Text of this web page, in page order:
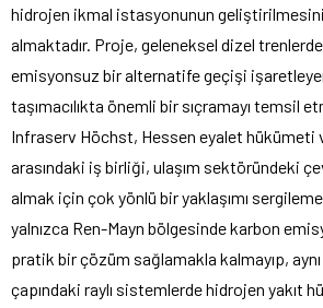
hidrojen ikmal istasyonunun geliştirilmesini
almaktadır. Proje, geleneksel dizel
emisyonsuz bir alternatife geçişi
taşımacılıkta önemli bir sıçramayı temsil
Infraserv Höchst, Hessen eyalet hükümeti
arasındaki iş birliği, ulaşım sektöründeki
almak için çok yönlü bir yaklaşımı
yalnızca Ren-Mayn bölgesinde karbon
pratik bir çözüm sağlamakla kalmayıp,
çapındaki raylı sistemlerde hidrojen yakıt